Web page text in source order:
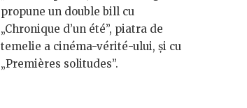
propune un double bill cu
„Chronique d’un été”, piatra de
temelie a cinéma-vérité-ului, și cu
„Premières solitudes”.